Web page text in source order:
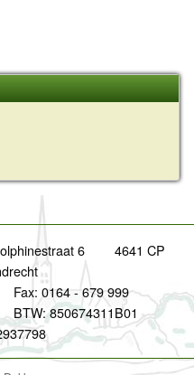
6
4641 CP
Fax: 0164 - 679 999
BTW: 850674311B01